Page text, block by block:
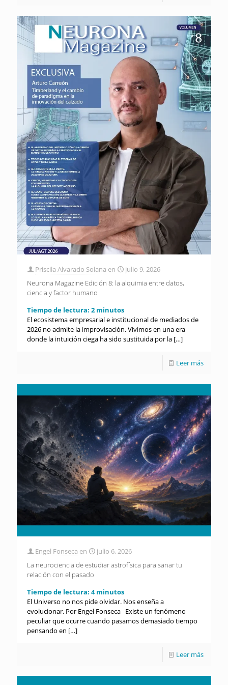
Priscila Alvarado Solana en
julio 9, 2026
Neurona Magazine Edición 8: la alquimia entre datos,
ciencia y factor humano
Tiempo de lectura: 2 minutos
El ecosistema empresarial e institucional de mediados de
2026 no admite la improvisación. Vivimos en una era
donde la intuición ciega ha sido sustituida por la […]
Leer más
Engel Fonseca en
julio 6, 2026
La neurociencia de estudiar astrofísica para sanar tu
relación con el pasado
Tiempo de lectura: 4 minutos
El Universo no nos pide olvidar. Nos enseña a
evolucionar. Por Engel Fonseca Existe un fenómeno
peculiar que ocurre cuando pasamos demasiado tiempo
pensando en […]
Leer más